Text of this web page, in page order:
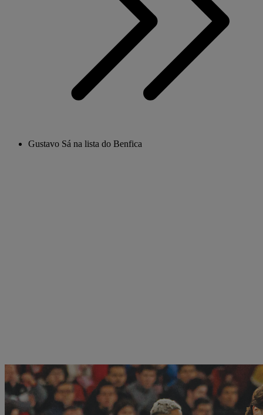
Gustavo Sá na lista do Benfica